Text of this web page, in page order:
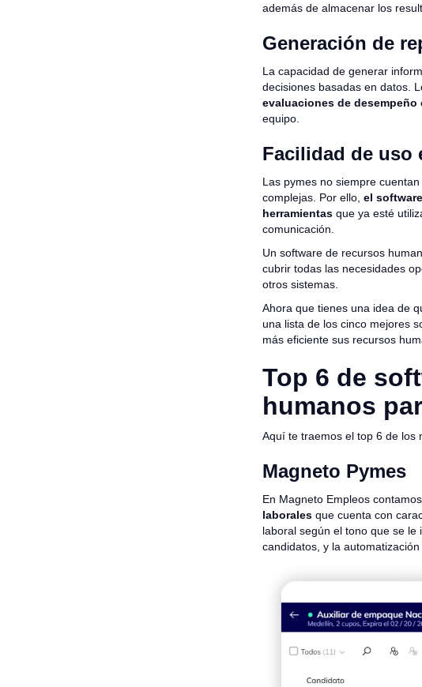
además de almacenar los
Generación de
La capacidad de generar
decisiones basadas en datos.
evaluaciones de
equipo.
Facilidad de uso
Las pymes no siempre
complejas. Por ello, el
herramientas que ya esté
comunicación.
Un software de recursos
cubrir todas las necesidades
otros sistemas.
Ahora que tienes una idea de
una lista de los cinco mejores
más eficiente sus recursos
Top 6 de
humanos
Aquí te traemos el top 6 de los
Magneto Pymes
En Magneto Empleos
laborales que cuenta con
laboral según el tono que se
candidatos, y la